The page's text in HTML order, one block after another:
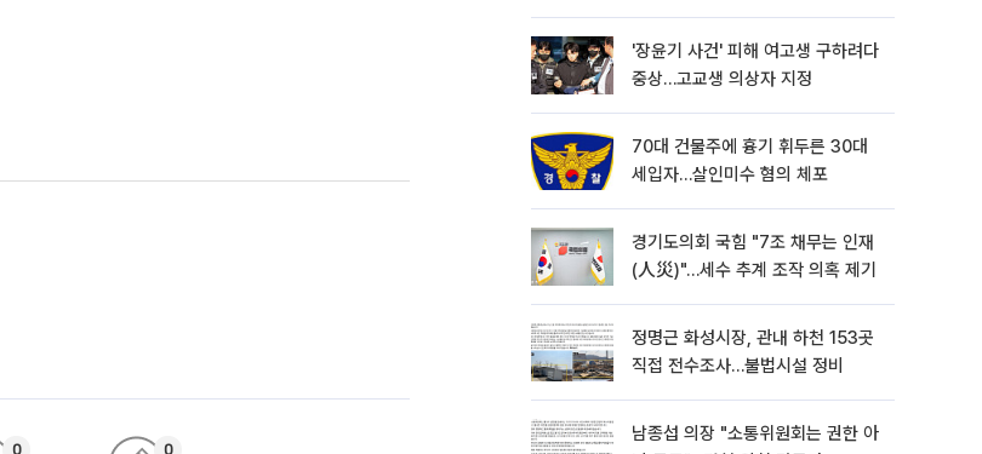
0 0
'장윤기 사건' 피해 여고생 구하려다
중상…고교생 의상자 지정
70대 건물주에 흉기 휘두른 30대
세입자…살인미수 혐의 체포
경기도의회 국힘 "7조 채무는 인재
(人災)"…세수 추계 조작 의혹 제기
정명근 화성시장, 관내 하천 153곳
직접 전수조사…불법시설 정비
남종섭 의장 "소통위원회는 권한 아